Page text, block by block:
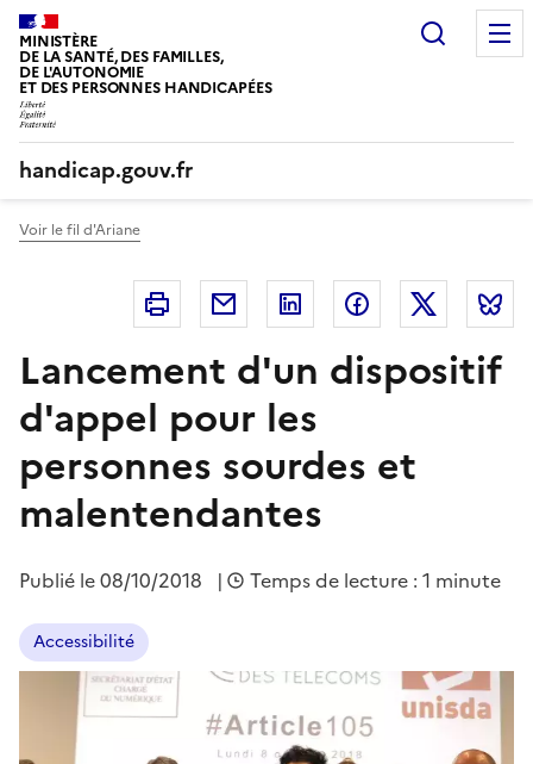
Panneau de gestion des cookies
MINISTÈRE
DE LA SANTÉ, DES FAMILLES,
DE L'AUTONOMIE
ET DES PERSONNES HANDICAPÉES
handicap.gouv.fr
Voir le fil d'Ariane
Imprimer Courriel Linkedin FacebookTwitter
Lancement d'un dispositif
d'appel pour les
personnes sourdes et
malentendantes
Publié le08/10/2018 | Temps de lecture : 1 minute
Accessibilité